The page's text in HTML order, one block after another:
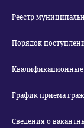
Реестр
Порядок
Квалификационные
График приема
Сведения о